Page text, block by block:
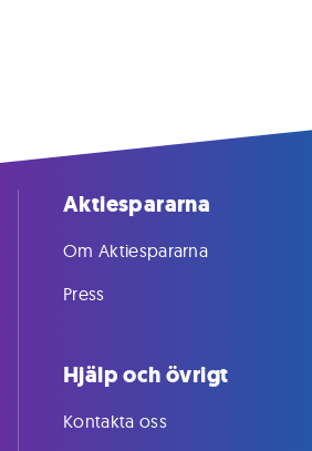
Aktiespararna
Om Aktiespararna
Press
Hjälp och övrigt
Kontakta oss